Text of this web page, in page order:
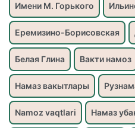
Имени М. Горького
Еремизино-Борисовская
Белая Глина Вакти намоз
Намаз вакытлары
Namoz vaqtlari Намаз